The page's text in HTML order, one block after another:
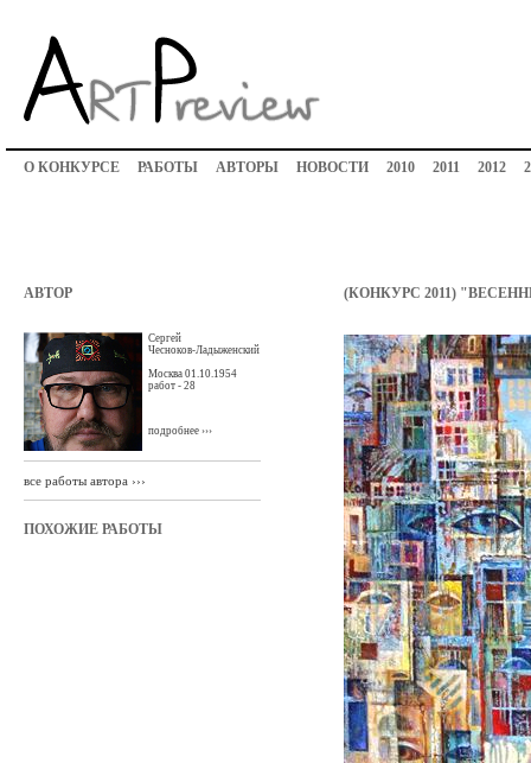
О КОНКУРСЕ РАБОТЫ АВТОРЫ НОВОСТИ 2010 2011 2012
АВТОР
Сергей
Чесноков-Ладыженский
Москва 01.10.1954
работ - 28
подробнее ›››
все работы автора ›››
ПОХОЖИЕ РАБОТЫ
(КОНКУРС 2011)